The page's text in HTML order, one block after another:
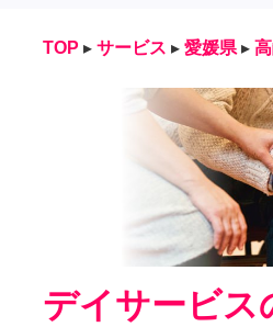
TOP ▸ サービス ▸ 愛媛県 ▸
デイサービス